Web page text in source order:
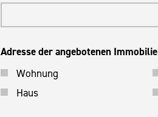
Adresse der angebotenen Immobilie
Wohnung
Haus